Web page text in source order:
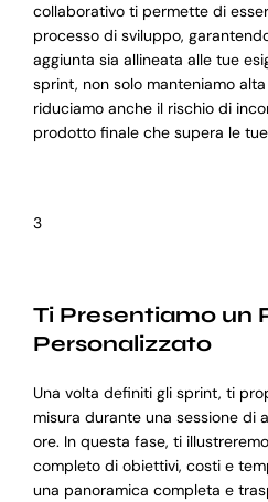
collaborativo ti permette di
processo di sviluppo,
aggiunta sia allineata alle tue
sprint, non solo manteniamo
riduciamo anche il rischio di
prodotto finale che supera le
3
Ti Presentiamo un
Personalizzato
Una volta definiti gli sprint, ti
misura durante una sessione di
ore. In questa fase, ti
completo di obiettivi, costi e
una panoramica completa e